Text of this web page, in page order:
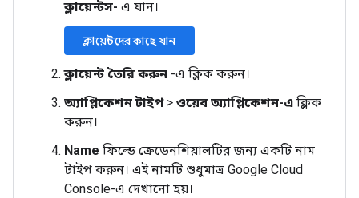
ক্লায়েন্টস- এ যান।
ক্লায়েন্টদের কাছে যান
ক্লায়েন্ট তৈরি করুন -এ ক্লিক করুন।
অ্যাপ্লিকেশন টাইপ > ওয়েব অ্যাপ্লিকেশন-এ ক্লিক
করুন।
Name ফিল্ডে ক্রেডেনশিয়ালটির জন্য একটি নাম
টাইপ করুন। এই নামটি শুধুমাত্র Google Cloud
Console-এ দেখানো হয়।